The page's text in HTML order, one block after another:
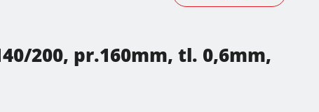
200, pr.160mm, tl. 0,6mm,